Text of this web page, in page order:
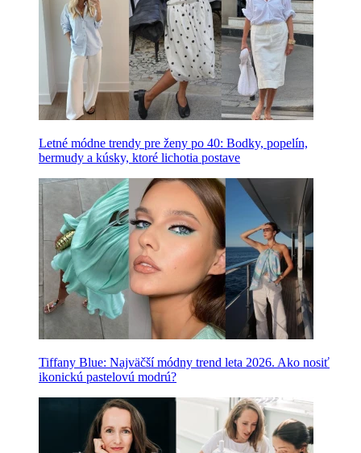
Letné módne trendy pre ženy po 40: Bodky, popelín,
bermudy a kúsky, ktoré lichotia postave
Tiffany Blue: Najväčší módny trend leta 2026. Ako nosiť
ikonickú pastelovú modrú?